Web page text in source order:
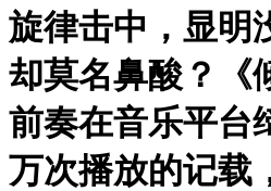
旋律击中，显明
却莫名鼻酸？《
前奏在音乐平台
万次播放的记载